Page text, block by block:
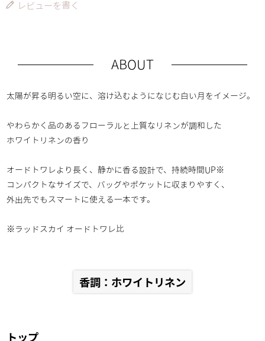
レビューを書く
ABOUT
太陽が昇る明るい空に、溶け込むようになじむ白い月をイメージ。
やわらかく品のあるフローラルと上質なリネンが調和した
ホワイトリネンの香り
オードトワレより長く、静かに香る設計で、持続時間UP※
コンパクトなサイズで、バッグやポケットに収まりやすく、
外出先でもスマートに使える一本です。
※ラッドスカイ オードトワレ比
香調：ホワイトリネン
トップ